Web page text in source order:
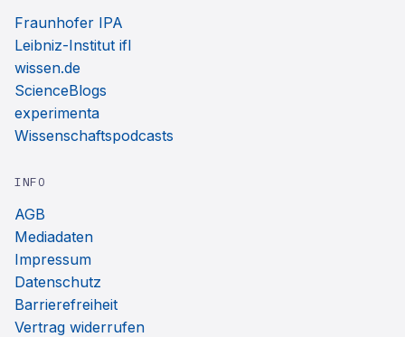
Fraunhofer IPA
Leibniz-Institut ifl
wissen.de
ScienceBlogs
experimenta
Wissenschaftspodcasts
INFO
AGB
Mediadaten
Impressum
Datenschutz
Barrierefreiheit
Vertrag widerrufen